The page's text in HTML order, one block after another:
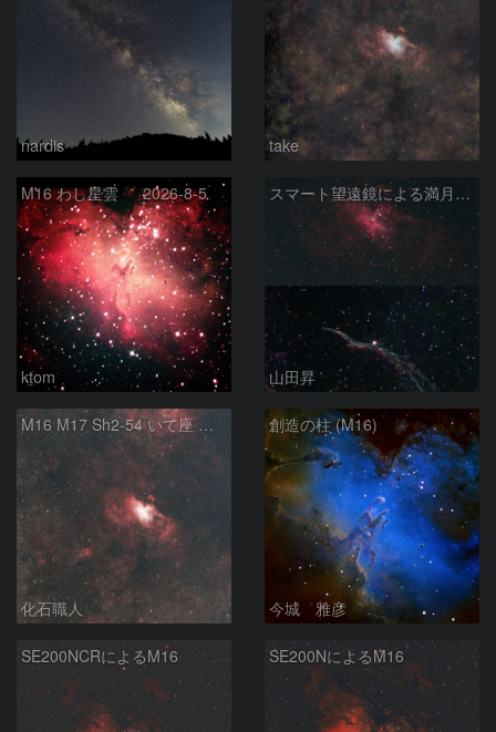
nardis take
M16 わし星雲 2026-8-5
ktom
スマート望遠鏡による満月下の星雲（M16,NGC6960）
山田昇
M16 M17 Sh2-54 いて座 へび座
化石職人
創造の柱 (M16)
今城 雅彦
SE200NCRによるM16 SE200NによるM16